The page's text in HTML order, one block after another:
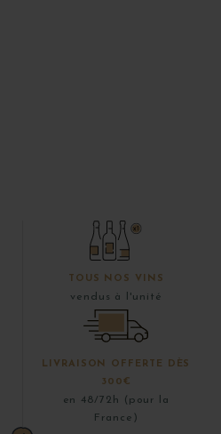
TOUS NOS VINS
vendus à l'unité
LIVRAISON OFFERTE DÈS
300€
en 48/72h (pour la
France)